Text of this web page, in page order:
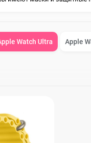
Apple Watch
Watch Ultra Apple